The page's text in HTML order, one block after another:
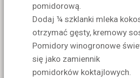
pomidorową.
Dodaj ¼ szklanki mleka
otrzymać gęsty, kremowy
Pomidory winogronowe
się jako zamiennik
pomidorków koktajlowych.